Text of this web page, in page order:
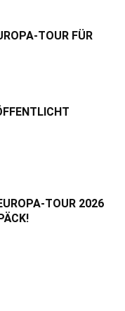
TOUR FÜR
TOUR 2026